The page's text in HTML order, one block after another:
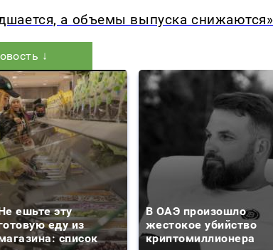
а объемы выпуска снижаются»
↓
ешьте эту
еду из
список
В ОАЭ произошло
жестокое убийство
криптомиллионера